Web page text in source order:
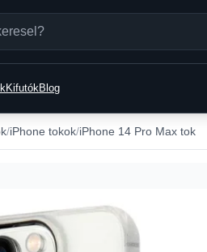
KifutókBlog
iPhone tokok iPhone 14 Pro Max tok